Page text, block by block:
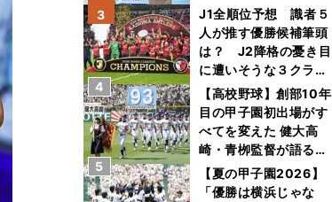
太郎が貫いた誇りとフ
ァンへの思い
J1全順位予想 識者５
人が推す優勝候補筆頭
は？ J2降格の憂き目
に遭いそうな３クラブ
とは？
3
【高校野球】創部10年
目の甲子園初出場がす
べてを変えた 健大高
崎・青栁監督が語る
「機動破壊」はこうし
て生まれた
4
【夏の甲子園2026】
「優勝は横浜じゃな
5